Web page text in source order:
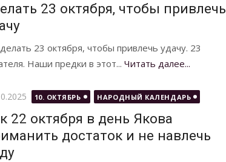
23 октября, чтобы привлечь
23 октября, чтобы привлечь удачу. 23
Наши предки в этот... Читать далее...
10. ОКТЯБРЬ НАРОДНЫЙ КАЛЕНДАРЬ
22 октября в день Якова
достаток и не навлечь